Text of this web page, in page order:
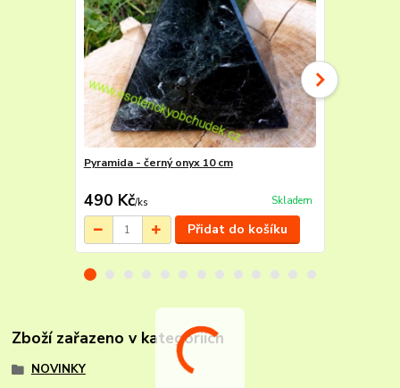
Pyramida - černý onyx 10 cm
490 Kč/ks Skladem
Přidat do košíku
Zboží zařazeno v kategoriích
NOVINKY